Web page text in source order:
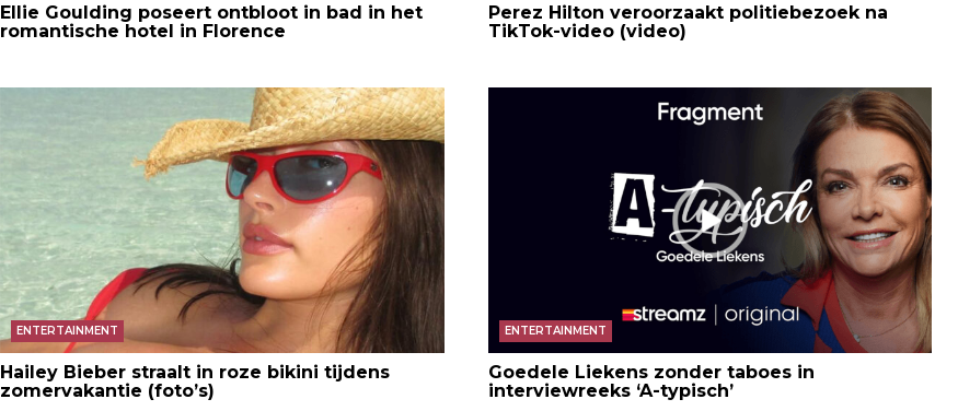
Ellie Goulding poseert ontbloot in bad in het
romantische hotel in Florence
Perez Hilton veroorzaakt politiebezoek na
TikTok-video (video)
ENTERTAINMENT
Hailey Bieber straalt in roze bikini tijdens
zomervakantie (foto’s)
ENTERTAINMENT
Goedele Liekens zonder taboes in
interviewreeks ‘A-typisch’